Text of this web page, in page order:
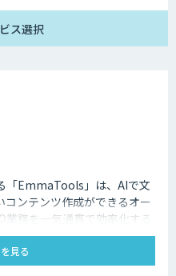
ス選択
「EmmaTools」は、AIで文
ンテンツ作成ができるオー
業務を一気通貫で効率化する
対策を進めていきたい、効
す。
見る